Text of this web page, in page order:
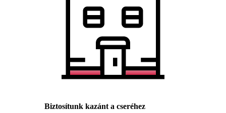
Biztosítunk kazánt a cseréhez